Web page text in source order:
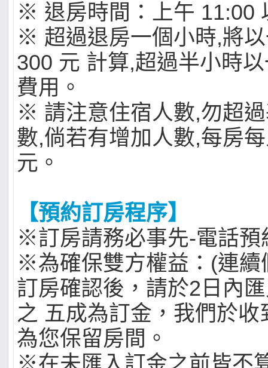
※ 退房時間：上午 11:00
※ 超過退房一個小時,將
300 元 計算,超過半小時
費用。
※ 請注意住宿人數,勿超
數,倘若有增加人數,每房
元。
【預約訂房程序】
※訂房請務必事先-電話預
※為確保雙方權益：(連續
訂房確認後，請於2日內
之 五成為訂金，我們於收
為您保留房間。